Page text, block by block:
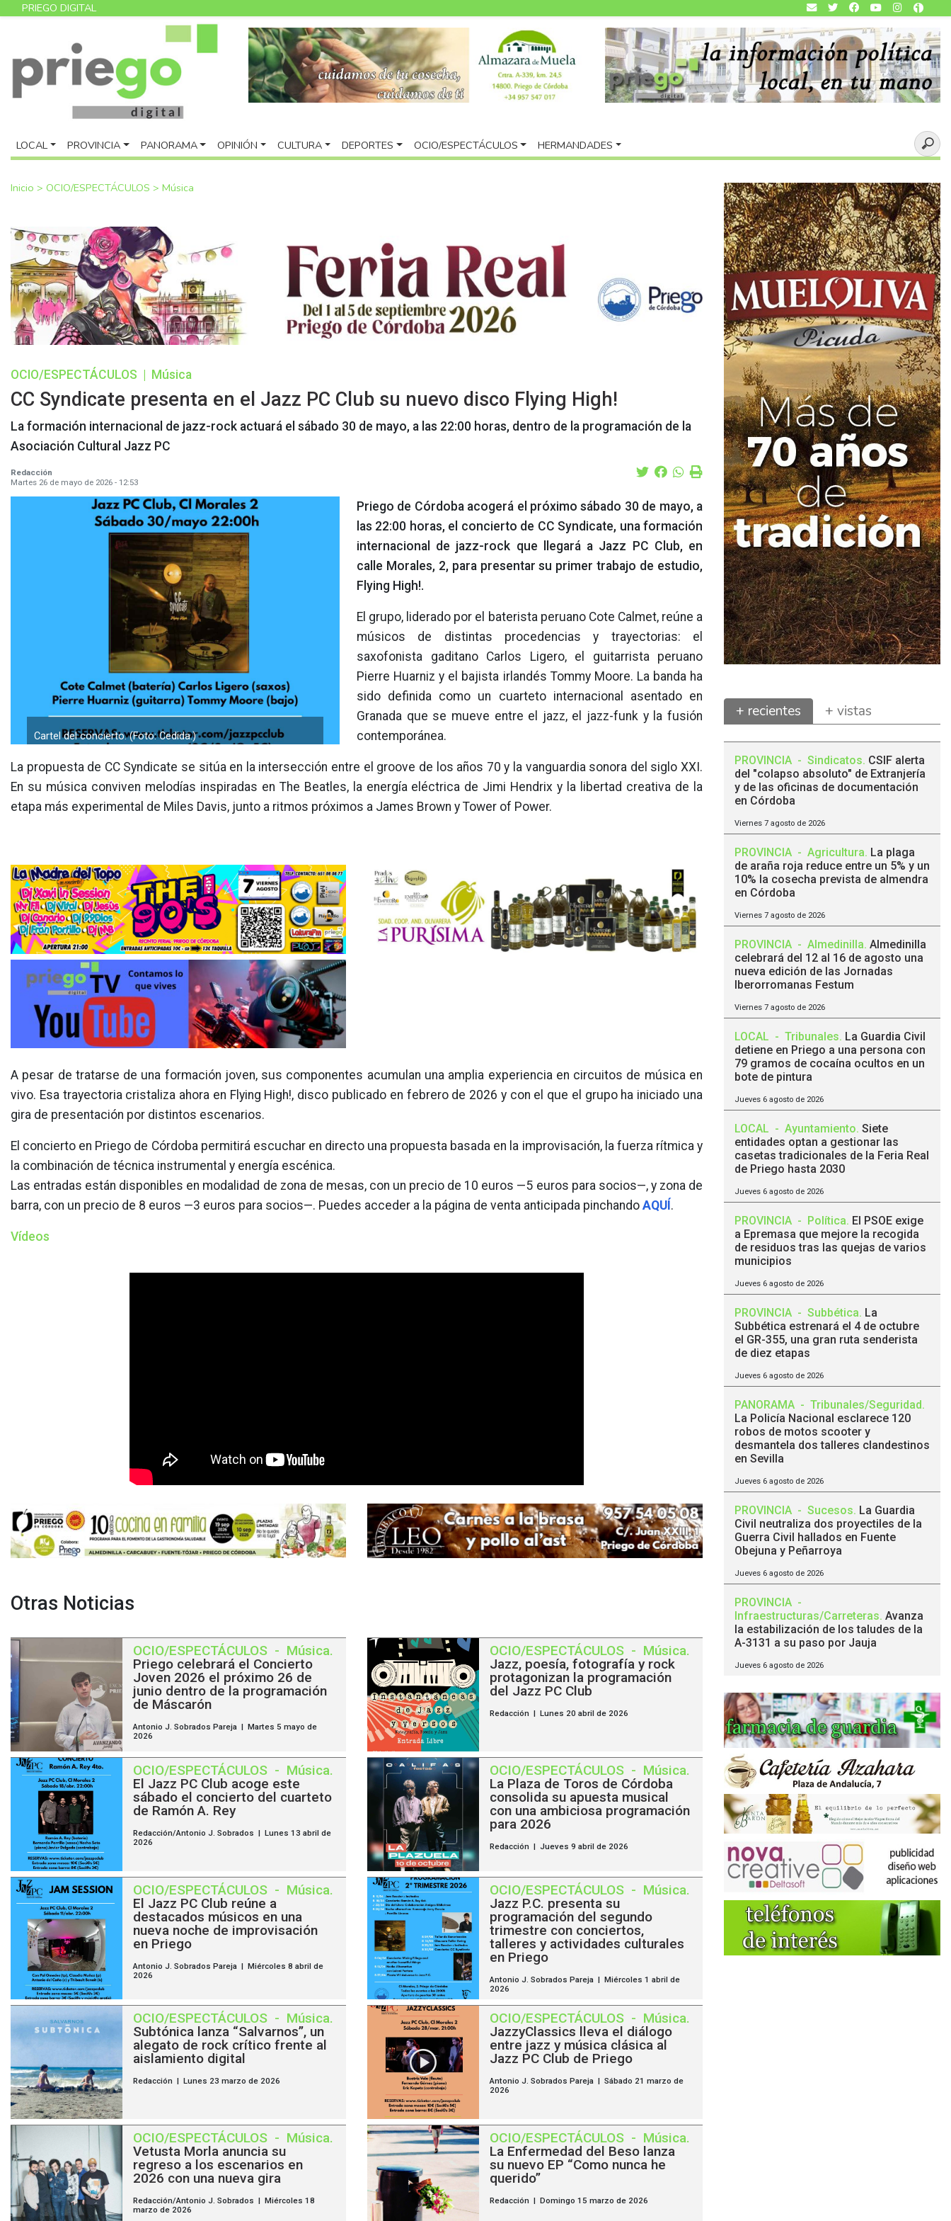
PRIEGO DIGITAL
LOCAL PROVINCIA PANORAMA OPINIÓN CULTURA DEPORTES OCIO/ESPECTÁCULOS HERMANDADES
Inicio > OCIO/ESPECTÁCULOS > Música
OCIO/ESPECTÁCULOS Música
CC Syndicate presenta en el Jazz PC Club su nuevo disco Flying High!
La formación internacional de jazz-rock actuará el sábado 30 de mayo, a las 22:00 horas, dentro de la programación de la
Asociación Cultural Jazz PC
Redacción
Martes 26 de mayo de 2026 - 12:53
Cartel del concierto. (Foto: Cedida.)
Priego de Córdoba acogerá el próximo sábado 30 de mayo, a
las 22:00 horas, el concierto de CC Syndicate, una formación
internacional de jazz-rock que llegará a Jazz PC Club, en
calle Morales, 2, para presentar su primer trabajo de estudio,
Flying High!.
El grupo, liderado por el baterista peruano Cote Calmet, reúne a
músicos de distintas procedencias y trayectorias: el
saxofonista gaditano Carlos Ligero, el guitarrista peruano
Pierre Huarniz y el bajista irlandés Tommy Moore. La banda ha
sido definida como un cuarteto internacional asentado en
Granada que se mueve entre el jazz, el jazz-funk y la fusión
contemporánea.
La propuesta de CC Syndicate se sitúa en la intersección entre el groove de los años 70 y la vanguardia sonora del siglo XXI.
En su música conviven melodías inspiradas en The Beatles, la energía eléctrica de Jimi Hendrix y la libertad creativa de la
etapa más experimental de Miles Davis, junto a ritmos próximos a James Brown y Tower of Power.
A pesar de tratarse de una formación joven, sus componentes acumulan una amplia experiencia en circuitos de música en
vivo. Esa trayectoria cristaliza ahora en Flying High!, disco publicado en febrero de 2026 y con el que el grupo ha iniciado una
gira de presentación por distintos escenarios.
El concierto en Priego de Córdoba permitirá escuchar en directo una propuesta basada en la improvisación, la fuerza rítmica y
la combinación de técnica instrumental y energía escénica.
Las entradas están disponibles en modalidad de zona de mesas, con un precio de 10 euros —5 euros para socios—, y zona de
barra, con un precio de 8 euros —3 euros para socios—. Puedes acceder a la página de venta anticipada pinchando AQUÍ .
Vídeos
Otras Noticias
OCIO/ESPECTÁCULOS - Música.
Priego celebrará el Concierto
Joven 2026 el próximo 26 de
junio dentro de la programación
de Máscarón
Antonio J. Sobrados Pareja | Martes 5 mayo de
2026
OCIO/ESPECTÁCULOS - Música.
Jazz, poesía, fotografía y rock
protagonizan la programación
del Jazz PC Club
Redacción | Lunes 20 abril de 2026
OCIO/ESPECTÁCULOS - Música.
El Jazz PC Club acoge este
sábado el concierto del cuarteto
de Ramón A. Rey
Redacción/Antonio J. Sobrados | Lunes 13 abril de
2026
OCIO/ESPECTÁCULOS - Música.
La Plaza de Toros de Córdoba
consolida su apuesta musical
con una ambiciosa programación
para 2026
Redacción | Jueves 9 abril de 2026
OCIO/ESPECTÁCULOS - Música.
El Jazz PC Club reúne a
destacados músicos en una
nueva noche de improvisación
en Priego
Antonio J. Sobrados Pareja | Miércoles 8 abril de
2026
OCIO/ESPECTÁCULOS - Música.
Jazz P.C. presenta su
programación del segundo
trimestre con conciertos,
talleres y actividades culturales
en Priego
Antonio J. Sobrados Pareja | Miércoles 1 abril de
2026
OCIO/ESPECTÁCULOS - Música.
Subtónica lanza “Salvarnos”, un
alegato de rock crítico frente al
aislamiento digital
Redacción | Lunes 23 marzo de 2026
OCIO/ESPECTÁCULOS - Música.
JazzyClassics lleva el diálogo
entre jazz y música clásica al
Jazz PC Club de Priego
Antonio J. Sobrados Pareja | Sábado 21 marzo de
2026
OCIO/ESPECTÁCULOS - Música.
Vetusta Morla anuncia su
regreso a los escenarios en
2026 con una nueva gira
Redacción/Antonio J. Sobrados | Miércoles 18
marzo de 2026
OCIO/ESPECTÁCULOS - Música.
La Enfermedad del Beso lanza
su nuevo EP “Como nunca he
querido”
Redacción | Domingo 15 marzo de 2026
+ recientes + vistas
PROVINCIA - Sindicatos. CSIF alerta
del "colapso absoluto" de Extranjería
y de las oficinas de documentación
en Córdoba
Viernes 7 agosto de 2026
PROVINCIA - Agricultura. La plaga
de araña roja reduce entre un 5% y un
10% la cosecha prevista de almendra
en Córdoba
Viernes 7 agosto de 2026
PROVINCIA - Almedinilla. Almedinilla
celebrará del 12 al 16 de agosto una
nueva edición de las Jornadas
Iberorromanas Festum
Viernes 7 agosto de 2026
LOCAL - Tribunales. La Guardia Civil
detiene en Priego a una persona con
79 gramos de cocaína ocultos en un
bote de pintura
Jueves 6 agosto de 2026
LOCAL - Ayuntamiento. Siete
entidades optan a gestionar las
casetas tradicionales de la Feria Real
de Priego hasta 2030
Jueves 6 agosto de 2026
PROVINCIA - Política. El PSOE exige
a Epremasa que mejore la recogida
de residuos tras las quejas de varios
municipios
Jueves 6 agosto de 2026
PROVINCIA - Subbética. La
Subbética estrenará el 4 de octubre
el GR-355, una gran ruta senderista
de diez etapas
Jueves 6 agosto de 2026
PANORAMA - Tribunales/Seguridad.
La Policía Nacional esclarece 120
robos de motos scooter y
desmantela dos talleres clandestinos
en Sevilla
Jueves 6 agosto de 2026
PROVINCIA - Sucesos. La Guardia
Civil neutraliza dos proyectiles de la
Guerra Civil hallados en Fuente
Obejuna y Peñarroya
Jueves 6 agosto de 2026
PROVINCIA -
Infraestructuras/Carreteras. Avanza
la estabilización de los taludes de la
A-3131 a su paso por Jauja
Jueves 6 agosto de 2026